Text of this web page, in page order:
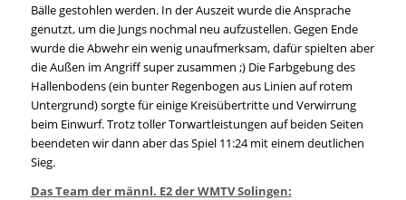
Bälle gestohlen werden. In der Auszeit wurde die Ansprache
genutzt, um die Jungs nochmal neu aufzustellen. Gegen Ende
wurde die Abwehr ein wenig unaufmerksam, dafür spielten aber
die Außen im Angriff super zusammen ;) Die Farbgebung des
Hallenbodens (ein bunter Regenbogen aus Linien auf rotem
Untergrund) sorgte für einige Kreisübertritte und Verwirrung
beim Einwurf. Trotz toller Torwartleistungen auf beiden Seiten
beendeten wir dann aber das Spiel 11:24 mit einem deutlichen
Sieg.
Das Team der männl. E2 der WMTV Solingen: